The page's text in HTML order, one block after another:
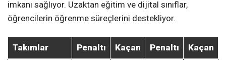
imkanı sağlıyor. Uzaktan eğitim ve dijital sınıflar,
öğrencilerin öğrenme süreçlerini destekliyor.
Takımlar Penaltı Kaçan Penaltı Kaçan